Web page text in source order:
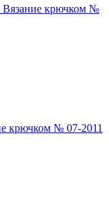
Вязание крючком №
крючком № 07-2011